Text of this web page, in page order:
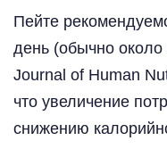
Пейте
день (обычно
Journal of Human
что увеличение
снижению